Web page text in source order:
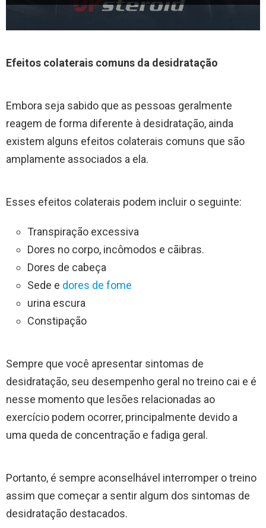
Efeitos colaterais comuns da desidratação
Embora seja sabido que as pessoas geralmente
reagem de forma diferente à desidratação, ainda
existem alguns efeitos colaterais comuns que são
amplamente associados a ela.
Esses efeitos colaterais podem incluir o seguinte:
Transpiração excessiva
Dores no corpo, incômodos e cãibras.
Dores de cabeça
Sede e dores de fome
urina escura
Constipação
Sempre que você apresentar sintomas de
desidratação, seu desempenho geral no treino cai e é
nesse momento que lesões relacionadas ao
exercício podem ocorrer, principalmente devido a
uma queda de concentração e fadiga geral.
Portanto, é sempre aconselhável interromper o treino
assim que começar a sentir algum dos sintomas de
desidratação destacados.